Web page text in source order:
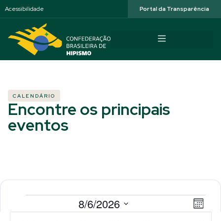
Acessibilidade Portal da Transparência
CALENDÁRIO
Encontre os principais
eventos
Mês
8/6/2026
Selecione
a
data.